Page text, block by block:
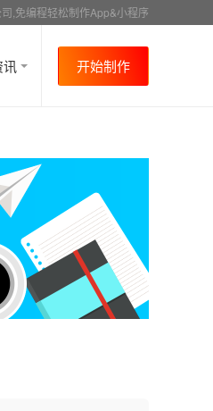
,免编程轻松制作App&小程序
开始制作